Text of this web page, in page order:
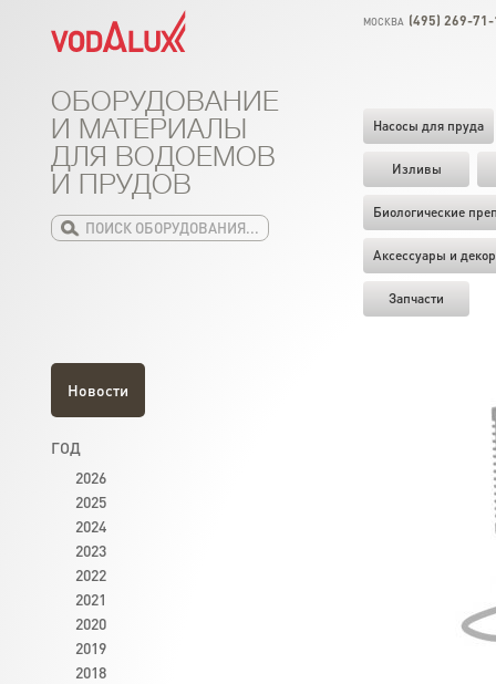
МОСКВА (495) 269-
Насосы для пруда
Изливы
Биологические
Аксессуары и декор
Запчасти
ОБОРУДОВАНИЕ
И МАТЕРИАЛЫ
ДЛЯ ВОДОЕМОВ
И ПРУДОВ
Новости
ГОД
2026
2025
2024
2023
2022
2021
2020
2019
2018